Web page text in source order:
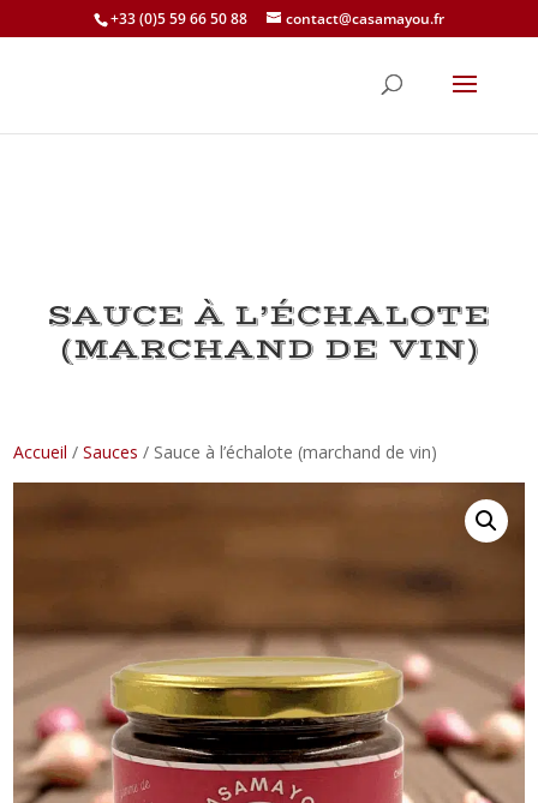
+33 (0)5 59 66 50 88 contact@casamayou.fr
SAUCE À L’ÉCHALOTE
(MARCHAND DE VIN)
Accueil /Sauces / Sauce à l’échalote (marchand de vin)